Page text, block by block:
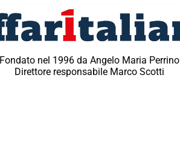
Fondato nel 1996 da Angelo Maria Perrino
Direttore responsabile Marco Scotti